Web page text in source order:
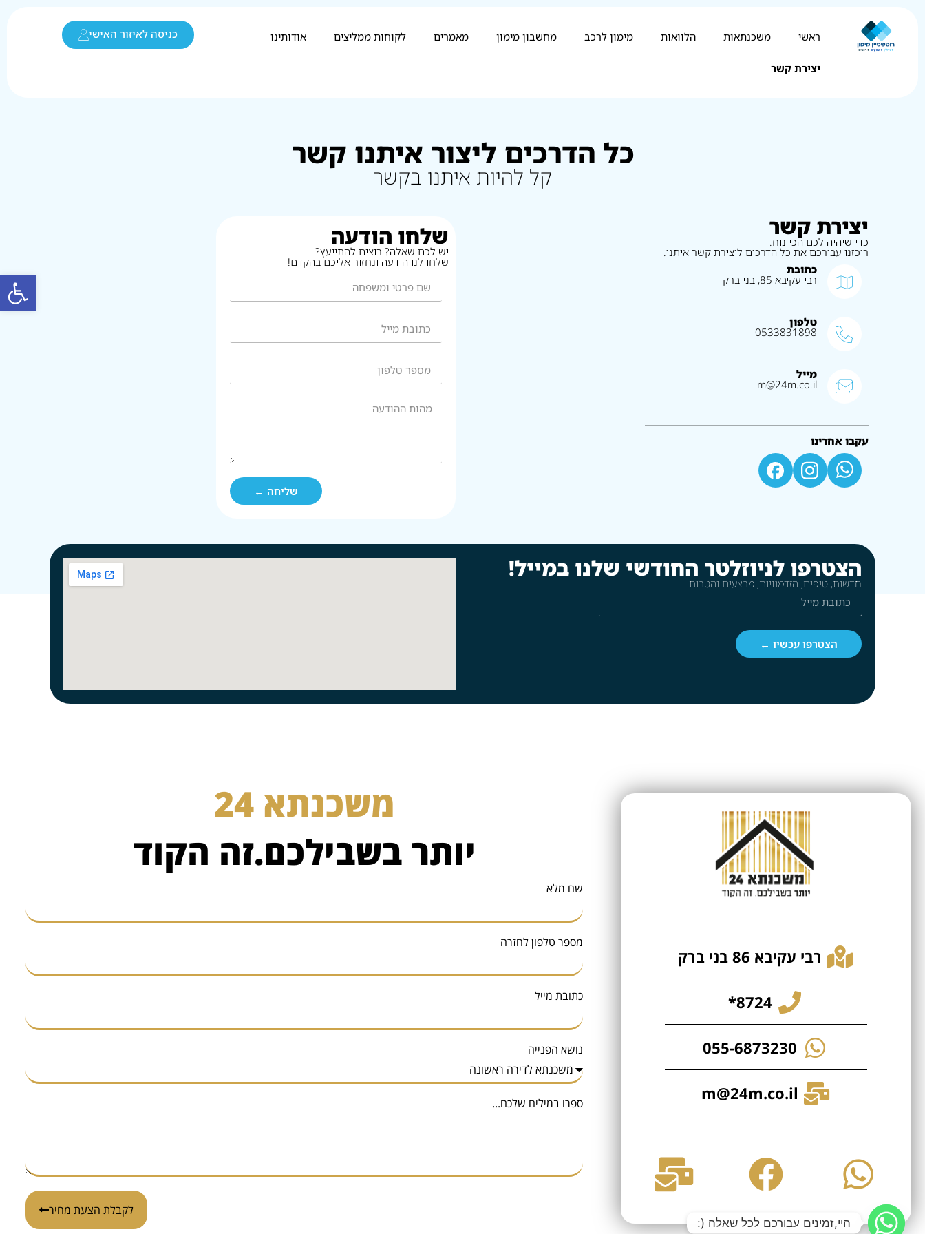
ראשי משכנתאות הלוואות מימון לרכב מחשבון מימון מאמרים לקוחות ממליצים אודותינו
יצירת קשר
כניסה לאיזור האישי
כל הדרכים ליצור איתנו קשר
קל להיות איתנו בקשר
יצירת קשר
כדי שיהיה לכם הכי נוח.
ריכזנו עבורכם את כל הדרכים ליצירת קשר איתנו.
כתובת
רבי עקיבא 85, בני ברק
טלפון
0533831898
מייל
m@24m.co.il
עקבו אחרינו
שלחו הודעה
יש לכם שאלה? רוצים להתייעץ?
שלחו לנו הודעה ונחזור אליכם בהקדם!
שליחה ←
הצטרפו לניוזלטר החודשי שלנו במייל!
חדשות, טיפים, הזדמנויות, מבצעים והטבות
הצטרפו עכשיו ←
רבי עקיבא 86 בני ברק
8724*
055-6873230
m@24m.co.il
משכנתא 24
יותר בשבילכם.זה הקוד
שם מלא
מספר טלפון לחזרה
כתובת מייל
נושא הפנייה
ספרו במילים שלכם...
לקבלת הצעת מחיר
היי,זמינים עבורכם לכל שאלה (: